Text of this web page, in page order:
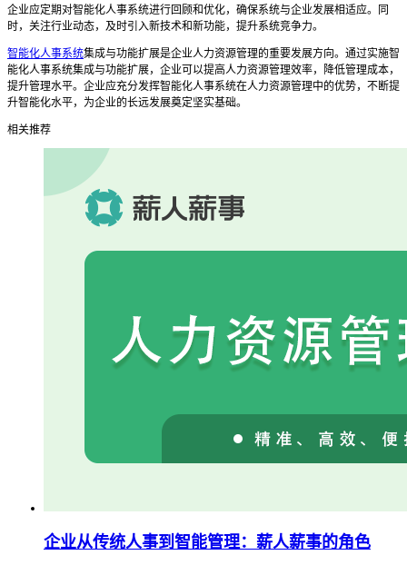
企业应定期对智能化人事系统进行回顾和优化，确保系统与企业发展相适应。同
时，关注行业动态，及时引入新技术和新功能，提升系统竞争力。
智能化人事系统集成与功能扩展是企业人力资源管理的重要发展方向。通过实施智
能化人事系统集成与功能扩展，企业可以提高人力资源管理效率，降低管理成本，
提升管理水平。企业应充分发挥智能化人事系统在人力资源管理中的优势，不断提
升智能化水平，为企业的长远发展奠定坚实基础。
相关推荐
企业从传统人事到智能管理：薪人薪事的角色